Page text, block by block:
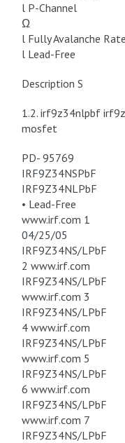
l P-Channel
Ω
l Fully Avalanche
l Lead-Free
Description S
1.2. irf9z34nlpbf
mosfet
PD- 95769
IRF9Z34NSPbF
IRF9Z34NLPbF
• Lead-Free
www.irf.com 1
04/25/05
IRF9Z34NS/LPbF
2 www.irf.com
IRF9Z34NS/LPbF
www.irf.com 3
IRF9Z34NS/LPbF
4 www.irf.com
IRF9Z34NS/LPbF
www.irf.com 5
IRF9Z34NS/LPbF
6 www.irf.com
IRF9Z34NS/LPbF
www.irf.com 7
IRF9Z34NS/LPbF